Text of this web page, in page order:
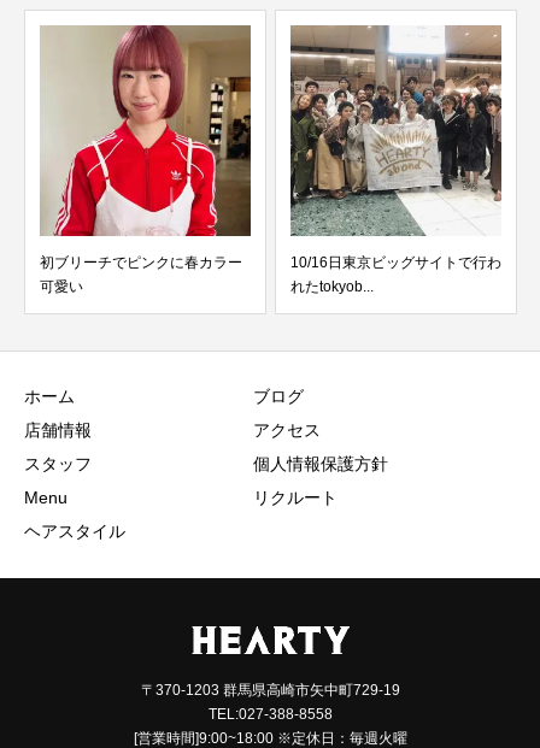
初ブリーチでピンクに春カラー
可愛い
10/16日東京ビッグサイトで行わ
れたtokyob...
ホーム
店舗情報
スタッフ
Menu
ヘアスタイル
ブログ
アクセス
個人情報保護方針
リクルート
〒370-1203 群馬県高崎市矢中町729-19
TEL:027-388-8558
[営業時間]9:00~18:00 ※定休日：毎週火曜